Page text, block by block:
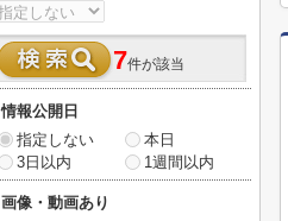
7件が該当
情報公開日
指定しない
本日
3日以内
1週間以内
画像・動画あり